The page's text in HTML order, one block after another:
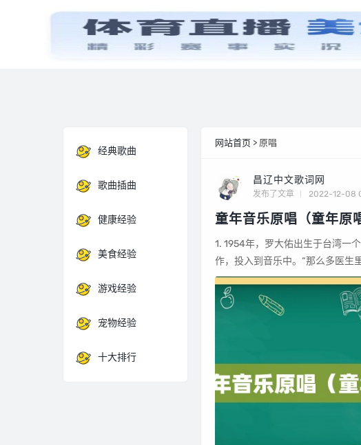
首页 经典歌曲 歌曲插曲
网站首页 > 原唱
昌辽中文歌词网
发布了文章 2022-12-08
童年音乐原唱（童年原
1. 1954年，罗大佑出生于台湾一个医生世家。 1976年，二十二岁这一年，罗大佑决定放下医生的工
作，投入到音乐中。“那么多医生
经典歌曲
歌曲插曲
健康经验
美食经验
游戏经验
宠物经验
十大排行